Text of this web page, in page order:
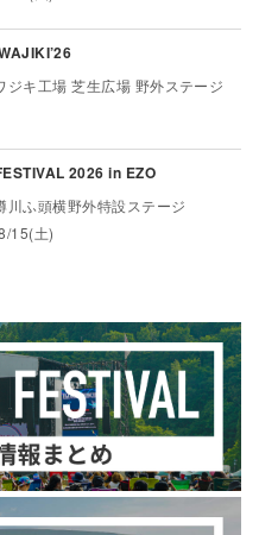
ジキ工場 芝生広場 野外ステージ
2026 in EZO
川ふ頭横野外特設ステージ
15(土)